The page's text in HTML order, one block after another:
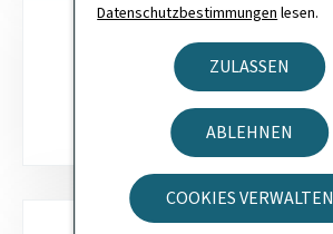
Datenschutzbestimmungen lesen.
ZULASSEN
ABLEHNEN
COOKIES VERWALTEN
NEWSLETTER